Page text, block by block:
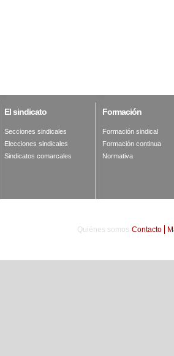
Elsindicato
Secciones sindicales
Elecciones sindicales
Sindicatos comarcales
Formación
Formación sindical
Formación continua
Normativa
Quiénes somos Contacto